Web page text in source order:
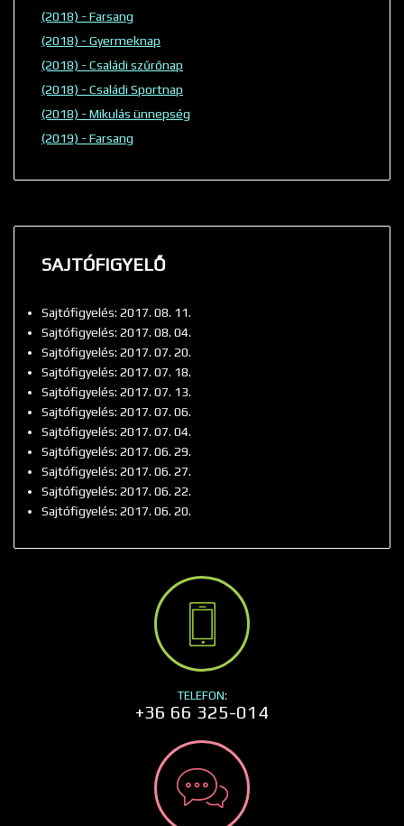
(2018) - Farsang
(2018) - Gyermeknap
(2018) - Családi szűrőnap
(2018) - Családi Sportnap
(2018) - Mikulás ünnepség
(2019) - Farsang
SAJTÓFIGYELŐ
Sajtófigyelés: 2017. 08. 11.
Sajtófigyelés: 2017. 08. 04.
Sajtófigyelés: 2017. 07. 20.
Sajtófigyelés: 2017. 07. 18.
Sajtófigyelés: 2017. 07. 13.
Sajtófigyelés: 2017. 07. 06.
Sajtófigyelés: 2017. 07. 04.
Sajtófigyelés: 2017. 06. 29.
Sajtófigyelés: 2017. 06. 27.
Sajtófigyelés: 2017. 06. 22.
Sajtófigyelés: 2017. 06. 20.
TELEFON:
+36 66 325-014